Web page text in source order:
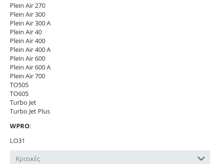
Plein Air 270
Plein Air 300
Plein Air 300 A
Plein Air 40
Plein Air 400
Plein Air 400 A
Plein Air 600
Plein Air 600 A
Plein Air 700
TO505
TO605
Turbo Jet
Turbo Jet Plus
WPRO:
LO31
Κριτικές